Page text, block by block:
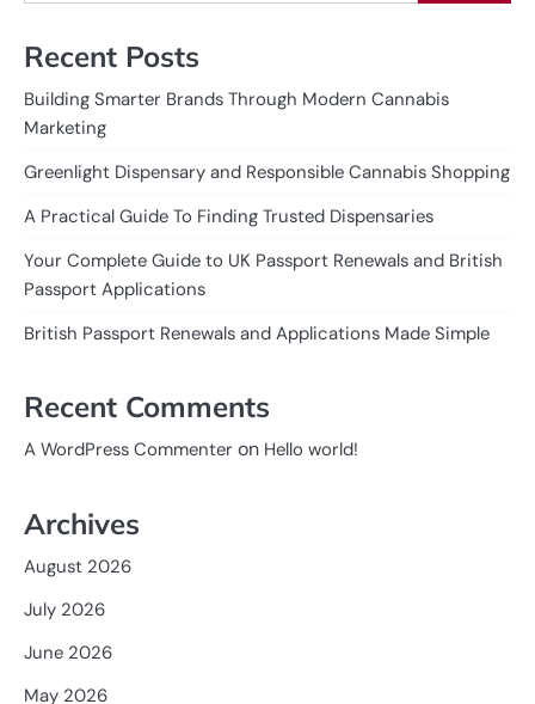
Recent Posts
Building Smarter Brands Through Modern Cannabis
Marketing
Greenlight Dispensary and Responsible Cannabis Shopping
A Practical Guide To Finding Trusted Dispensaries
Your Complete Guide to UK Passport Renewals and British
Passport Applications
British Passport Renewals and Applications Made Simple
Recent Comments
A WordPress Commenter on Hello world!
Archives
August 2026
July 2026
June 2026
May 2026